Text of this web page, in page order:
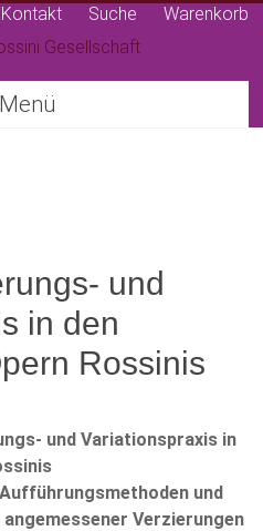
Kontakt Suche Warenkorb
Menü
und
in den
Rossinis
und Variationspraxis in
und
Verzierungen